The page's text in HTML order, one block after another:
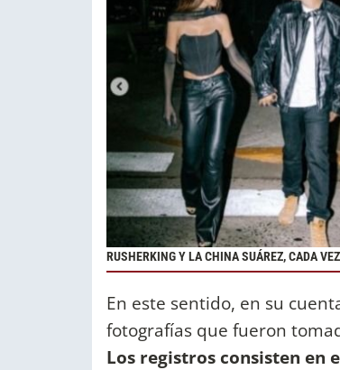
RUSHERKING Y LA CHINA SUÁREZ, CADA
En este sentido, en su
fotografías que fueron
Los registros consisten en